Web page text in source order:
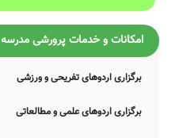
امکانات و خدمات پرورشی مدرسه
برگزاری اردوهای تفریحی و ورزشی
برگزاری اردوهای علمی و مطالعاتی